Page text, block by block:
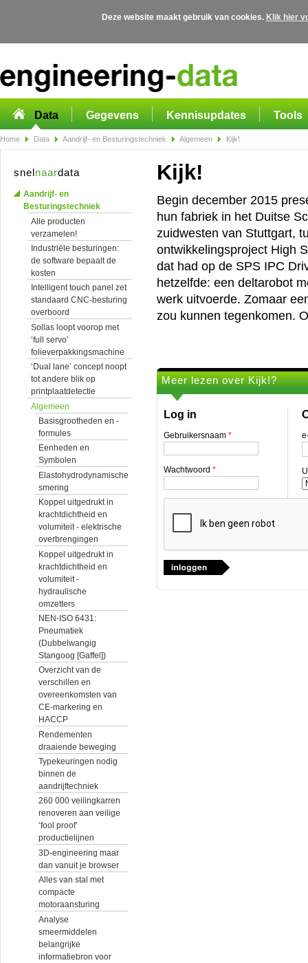
Deze website maakt gebruik van cookies. Klik hier
Data Gegevens Kennisupdates Tools
Home Data Aandrijf- en Besturingstechniek Algemeen Kijk!
snelnaardata
Aandrijf- en
Besturingstechniek
Alle producten
verzamelen!
Industriële besturingen:
de software bepaalt de
kosten
Intelligent touch panel zet
standaard CNC-besturing
overboord
Sollas loopt voorop met
‘full servo’
folieverpakkingsmachine
‘Dual lane’ concept noopt
tot andere blik op
printplaatdetectie
Algemeen
Basisgrootheden en -
formules
Eenheden en
Symbolen
Elastohydrodynamische
smering
Koppel uitgedrukt in
krachtdichtheid en
volumiteit - elektrische
overbrengingen
Koppel uitgedrukt in
krachtdichtheid en
volumiteit -
hydraulische
omzetters
NEN-ISO 6431:
Pneumatiek
(Dubbelwangig
Stangoog [Gaffel])
Overzicht van de
verschillen en
overeenkomsten van
CE-markering en
HACCP
Rendementen
draaiende beweging
Typekeuringen nodig
binnen de
aandrijftechniek
260 000 veilingkarren
renoveren aan veilige
‘fool proof’
productielijnen
3D-engineering maar
dan vanuit je browser
Alles van stal met
compacte
motoraansturing
Analyse
smeermiddelen
belangrijke
informatiebron voor
Kijk!
Begin december 2015
hun fabriek in het Duitse
zuidwesten van Stuttgart,
ontwikkelingsproject High
dat had op de SPS IPC
hetzelfde: een deltarobot
werk uitvoerde. Zomaar
zou kunnen tegenkomen.
Meer lezen over Kijk!?
Log in
Gebruikersnaam *
Wachtwoord *